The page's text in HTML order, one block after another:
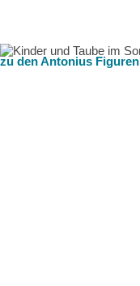
zu den Antonius Figuren